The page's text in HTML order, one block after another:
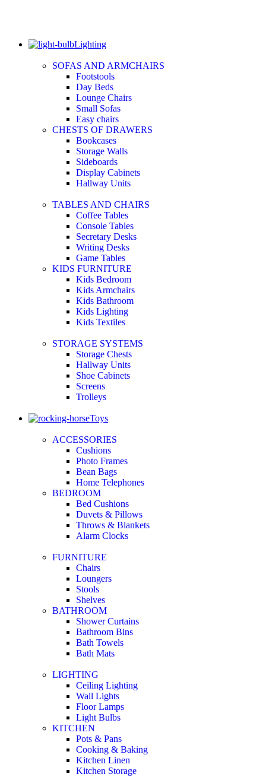
Lighting
SOFAS AND ARMCHAIRS
Footstools
Day Beds
Lounge Chairs
Small Sofas
Easy chairs
CHESTS OF DRAWERS
Bookcases
Storage Walls
Sideboards
Display Cabinets
Hallway Units
TABLES AND CHAIRS
Coffee Tables
Console Tables
Secretary Desks
Writing Desks
Game Tables
KIDS FURNITURE
Kids Bedroom
Kids Armchairs
Kids Bathroom
Kids Lighting
Kids Textiles
STORAGE SYSTEMS
Storage Chests
Hallway Units
Shoe Cabinets
Screens
Trolleys
Toys
ACCESSORIES
Cushions
Photo Frames
Bean Bags
Home Telephones
BEDROOM
Bed Cushions
Duvets & Pillows
Throws & Blankets
Alarm Clocks
FURNITURE
Chairs
Loungers
Stools
Shelves
BATHROOM
Shower Curtains
Bathroom Bins
Bath Towels
Bath Mats
LIGHTING
Ceiling Lighting
Wall Lights
Floor Lamps
Light Bulbs
KITCHEN
Pots & Pans
Cooking & Baking
Kitchen Linen
Kitchen Storage